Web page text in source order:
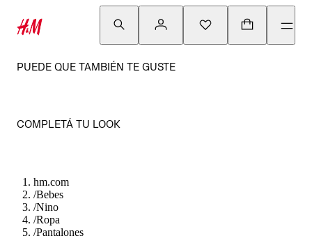
PUEDE QUE TAMBIÉN TE GUSTE
COMPLETÁ TU LOOK
hm.com
/Bebes
/Nino
/Ropa
/Pantalones